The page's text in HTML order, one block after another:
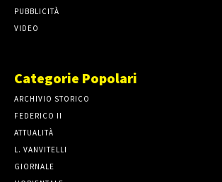
PUBBLICITÀ
VIDEO
Categorie Popolari
ARCHIVIO STORICO
FEDERICO II
ATTUALITÀ
L. VANVITELLI
GIORNALE